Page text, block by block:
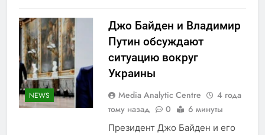
NEWS
Джо Байден и Владимир
Путин обсуждают
ситуацию вокруг
Украины
Media Analytic Centre
4 года
тому назад
0 6 минуты
Президент Джо Байден и его